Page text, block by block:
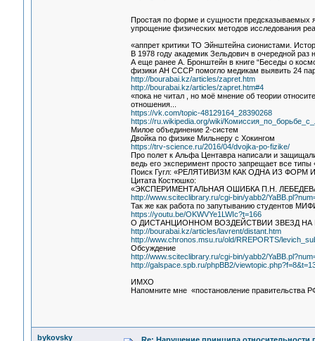
Простая по форме и сущности предсказываемых
упрощение физических методов исследования
«аппрет критики ТО Эйнштейна сионистами.
В 1978 году академик Зельдович в очередной раз
А еще ранее А. Бронштейн в книге “Беседы о
физики АН СССР помогло медикам выявить 24
http://bourabai.kz/articles/zapret.htm
http://bourabai.kz/articles/zapret.htm#4
«пока не читал , но моё мнение об теории
отношения...
https://vk.com/topic-48129164_28390268
https://ru.wikipedia.org/wiki/
Милое объединение 2-систем
Двойка по физике Мильнеру с Хокингом
https://trv-science.ru/2016/04/dvojka-po-fizike/
Про полет к Альфа Центавра написали и
ведь его эксперимент просто запрещает все
Поиск Гугл: «РЕЛЯТИВИЗМ КАК ОДНА ИЗ
Цитата Костюшко:
«ЭКСПЕРИМЕНТАЛЬНАЯ ОШИБКА П.Н.
http://www.sciteclibrary.ru/cgi-bin/yabb2/
Так же как работа по запутыванию студентов
https://youtu.be/OKWVYe1LWIc?t=166
О ДИСТАНЦИОННОМ ВОЗДЕЙСТВИИ ЗВЕЗД НА
http://bourabai.kz/articles/lavrent/distant.htm
http://www.chronos.msu.ru/old/RREPORTS/
Обсуждение
http://www.sciteclibrary.ru/cgi-bin/yabb2/
http://galspace.spb.ru/phpBB2/
ИМХО
Напомните мне «постановление правительства
bykovsky